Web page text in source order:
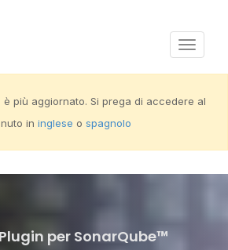
Activar
più aggiornato. Si prega di accedere al
in inglese o spagnolo
per SonarQube™